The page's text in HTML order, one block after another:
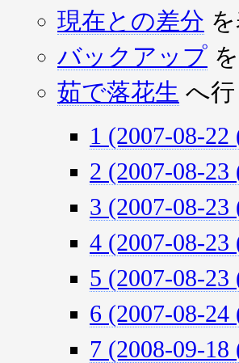
現在との差分
バックアップ
茹で落花生 へ
1 (2007-08-
2 (2007-08-
3 (2007-08-
4 (2007-08-23
5 (2007-08-
6 (2007-08-
7 (2008-09-